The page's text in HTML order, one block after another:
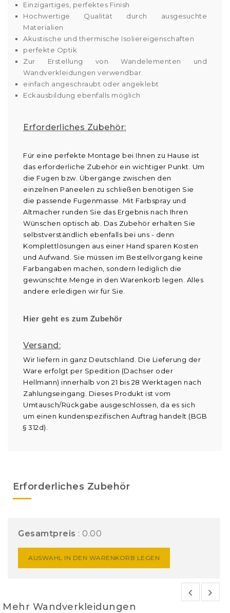
Einzigartiges, perfektes Finish
Hochwertige Qualität durch ausgesuchte
Materialien
Akustische und thermische Isoliereigenschaften
perfekte Optik
Zur Erstellung von Wandelementen und
Wandverkleidungen verwendbar.
einfach angeschraubt oder angeklebt
Eckausbildung ebenfalls möglich
Erforderliches Zubehör:
Für eine perfekte Montage bei Ihnen zu Hause ist
das erforderliche Zubehör ein wichtiger Punkt. Um
die Fugen bzw. Übergänge zwischen den
einzelnen Paneelen zu schließen benötigen Sie
die passende Fugenmasse. Mit Farbspray und
Altmacher runden Sie das Ergebnis nach Ihren
Wünschen optisch ab. Das Zubehör erhalten Sie
selbstverständlich ebenfalls bei uns - denn
Komplettlösungen aus einer Hand sparen Kosten
und Aufwand. Sie müssen im Bestellvorgang keine
Farbangaben machen, sondern lediglich die
gewünschte Menge in den Warenkorb legen. Alles
andere erledigen wir für Sie.
Hier geht es zum Zubehör
Versand:
Wir liefern in ganz Deutschland. Die Lieferung der
Ware erfolgt per Spedition (Dachser oder
Hellmann) innerhalb von 21 bis 28 Werktagen nach
Zahlungseingang. Dieses Produkt ist vom
Umtausch/Rückgabe ausgeschlossen, da es sich
um einen kundenspezifischen Auftrag handelt (BGB
§ 312d).
Erforderliches Zubehör
Gesamtpreis : 0.00
AUSWAHL IN DEN WARENKORB LEGEN
Mehr Wandverkleidungen